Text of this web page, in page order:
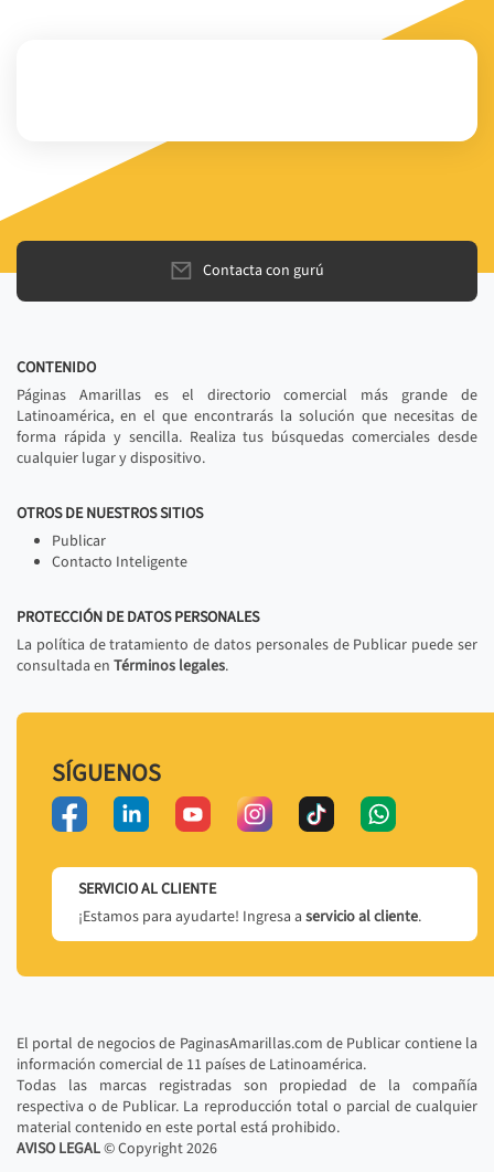
Contacta con gurú
CONTENIDO
Páginas Amarillas es el directorio comercial más grande de
Latinoamérica, en el que encontrarás la solución que necesitas de
forma rápida y sencilla. Realiza tus búsquedas comerciales desde
cualquier lugar y dispositivo.
OTROS DE NUESTROS SITIOS
Publicar
Contacto Inteligente
PROTECCIÓN DE DATOS PERSONALES
La política de tratamiento de datos personales de Publicar puede ser
consultada en Términos legales.
SÍGUENOS
SERVICIO AL CLIENTE
¡Estamos para ayudarte! Ingresa a servicio al cliente.
El portal de negocios de PaginasAmarillas.com de Publicar contiene la
información comercial de 11 países de Latinoamérica.
Todas las marcas registradas son propiedad de la compañía
respectiva o de Publicar. La reproducción total o parcial de cualquier
material contenido en este portal está prohibido.
AVISO LEGAL© Copyright2026